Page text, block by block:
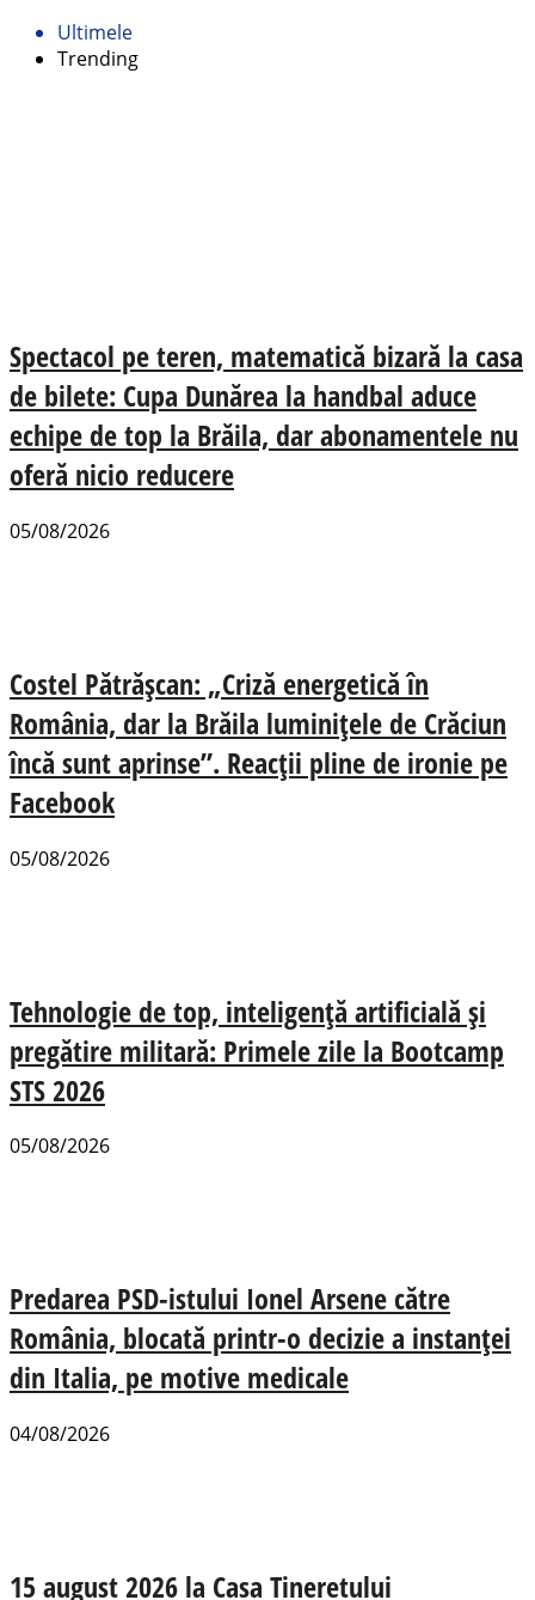
Ultimele
Trending
Spectacol pe teren, matematică bizară la casa
de bilete: Cupa Dunărea la handbal aduce
echipe de top la Brăila, dar abonamentele nu
oferă nicio reducere
05/08/2026
Costel Pătrășcan: „Criză energetică în
România, dar la Brăila luminițele de Crăciun
încă sunt aprinse”. Reacții pline de ironie pe
Facebook
05/08/2026
Tehnologie de top, inteligență artificială și
pregătire militară: Primele zile la Bootcamp
STS 2026
05/08/2026
Predarea PSD-istului Ionel Arsene către
România, blocată printr-o decizie a instanței
din Italia, pe motive medicale
04/08/2026
15 august 2026 la Casa Tineretului